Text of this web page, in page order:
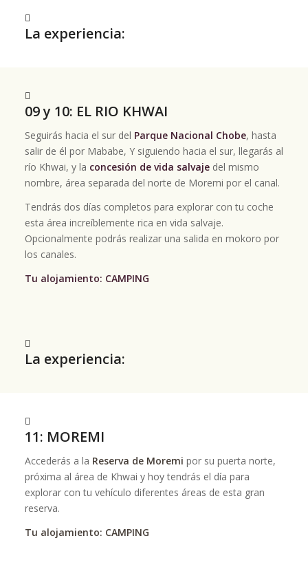
La experiencia:
09 y 10: EL RIO KHWAI
Seguirás hacia el sur del Parque Nacional Chobe, hasta
salir de él por Mababe, Y siguiendo hacia el sur, llegarás al
río Khwai, y la concesión de vida salvajedel mismo
nombre, área separada del norte de Moremi por el canal.
Tendrás dos días completos para explorar con tu coche
esta área increíblemente rica en vida salvaje.
Opcionalmente podrás realizar una salida en mokoro por
los canales.
Tu alojamiento: CAMPING
La experiencia:
11: MOREMI
Accederás a la Reserva de Moremi por su puerta norte,
próxima al área de Khwai y hoy tendrás el día para
explorar con tu vehículo diferentes áreas de esta gran
reserva.
Tu alojamiento: CAMPING